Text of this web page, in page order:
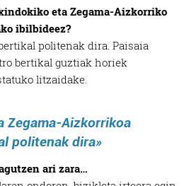
eta Zegama-Aizkorriko
ibilbideez?
politenak dira. Paisaia
bertikal guztiak horiek
litzaidake.
Zegama-Aizkorrikoa
politenak dira»
ari zara…